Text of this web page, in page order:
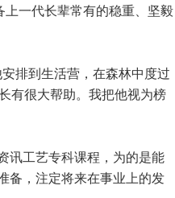
一代长辈常有的稳重、坚毅
排到生活营，在森林中度过
有很大帮助。我把他视为榜
讯工艺专科课程，为的是能
备，注定将来在事业上的发